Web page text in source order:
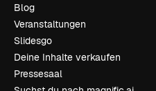
Blog
Veranstaltungen
Slidesgo
Deine Inhalte verkaufen
Pressesaal